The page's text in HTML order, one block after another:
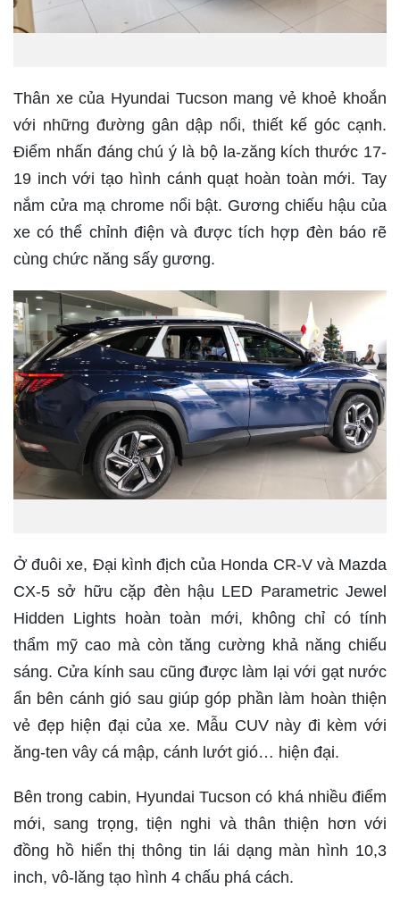
Thân xe của Hyundai Tucson mang vẻ khoẻ khoắn
với những đường gân dập nổi, thiết kế góc cạnh.
Điểm nhấn đáng chú ý là bộ la-zăng kích thước 17-
19 inch với tạo hình cánh quạt hoàn toàn mới. Tay
nắm cửa mạ chrome nổi bật. Gương chiếu hậu của
xe có thể chỉnh điện và được tích hợp đèn báo rẽ
cùng chức năng sấy gương.
Ở đuôi xe, Đại kình địch của Honda CR-V và Mazda
CX-5 sở hữu cặp đèn hậu LED Parametric Jewel
Hidden Lights hoàn toàn mới, không chỉ có tính
thẩm mỹ cao mà còn tăng cường khả năng chiếu
sáng. Cửa kính sau cũng được làm lại với gạt nước
ẩn bên cánh gió sau giúp góp phần làm hoàn thiện
vẻ đẹp hiện đại của xe. Mẫu CUV này đi kèm với
ăng-ten vây cá mập, cánh lướt gió… hiện đại.
Bên trong cabin, Hyundai Tucson có khá nhiều điểm
mới, sang trọng, tiện nghi và thân thiện hơn với
đồng hồ hiển thị thông tin lái dạng màn hình 10,3
inch, vô-lăng tạo hình 4 chấu phá cách.